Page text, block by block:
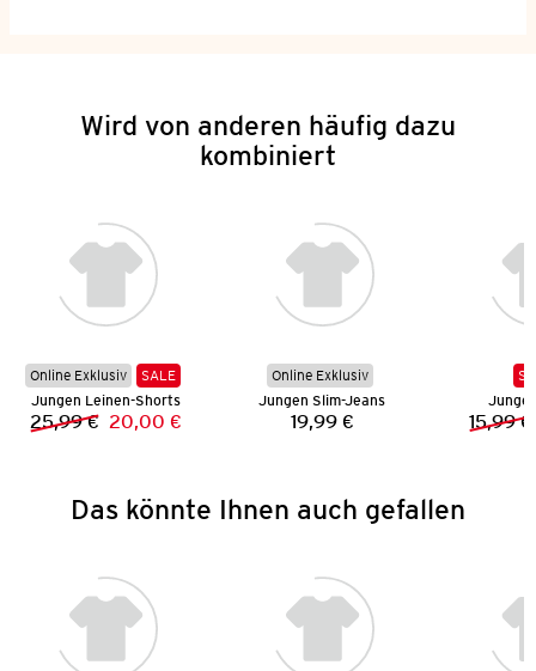
Wird von anderen häufig dazu
kombiniert
Online Exklusiv
SALE
Jungen Leinen-Shorts
Vorheriger Preis:
25,99 € Neuer Preis:
20,00 €
Online Exklusiv
Jungen Slim-Jeans
Preis:
19,99 € 15,99 €
Das könnte Ihnen auch gefallen